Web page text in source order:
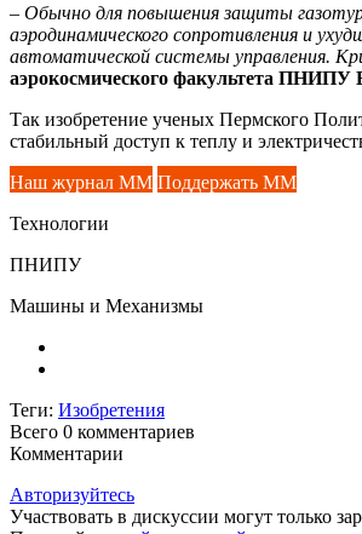
– Обычно для повышения защиты
аэродинамического сопротивления и
автоматической системы управления.
аэрокосмического факультета
Так изобретение ученых Пермского
стабильный доступ к теплу и
Наш журнал ММ Поддержать ММ
Технологии
ПНИПУ
Машины и Механизмы
Теги: Изобретения
Всего 0 комментариев
Комментарии
Авторизуйтесь
Участвовать в дискуссии могут только